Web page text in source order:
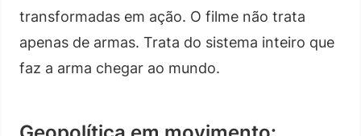
transformadas em ação. O filme não trata
apenas de armas. Trata do sistema inteiro que
faz a arma chegar ao mundo.